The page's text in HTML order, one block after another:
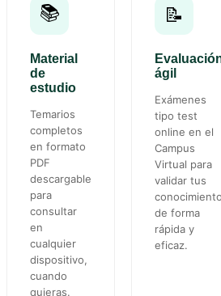
📚
Material
de
estudio
Temarios
completos
en formato
PDF
descargable
para
consultar
en
cualquier
dispositivo,
cuando
quieras.
📝
ágil
Exámenes
tipo test
online en el
Campus
Virtual para
validar tus
de forma
rápida y
eficaz.